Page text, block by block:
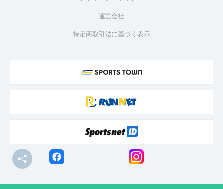
運営会社
特定商取引法に基づく表示